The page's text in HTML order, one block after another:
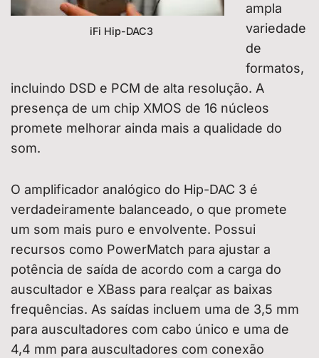
iFi Hip-DAC3
ampla
variedade
de
formatos,
incluindo DSD e PCM de alta resolução. A
presença de um chip XMOS de 16 núcleos
promete melhorar ainda mais a qualidade do
som.
O amplificador analógico do Hip-DAC 3 é
verdadeiramente balanceado, o que promete
um som mais puro e envolvente. Possui
recursos como PowerMatch para ajustar a
potência de saída de acordo com a carga do
auscultador e XBass para realçar as baixas
frequências. As saídas incluem uma de 3,5 mm
para auscultadores com cabo único e uma de
4,4 mm para auscultadores com conexão